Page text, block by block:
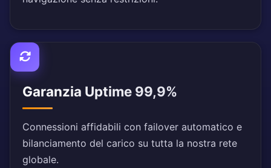
Garanzia Uptime 99,9%
Connessioni affidabili con failover automatico e
bilanciamento del carico su tutta la nostra rete
globale.